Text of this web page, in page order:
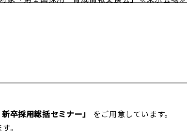
卒採用総括セミナー」
をご用意しています。
。